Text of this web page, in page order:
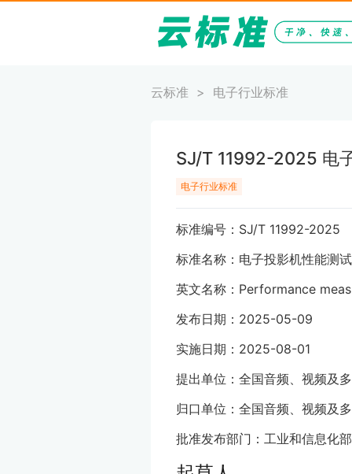
云标准 电子行业标准
SJ/T 11992-2025 电
电子行业标准
标准编号：SJ/T 11992-2025
标准名称：电子投影机性能测
英文名称：Performance
发布日期：2025-05-09
实施日期：2025-08-01
提出单位：全国音频、视频及
归口单位：全国音频、视频及
批准发布部门：工业和信息化部